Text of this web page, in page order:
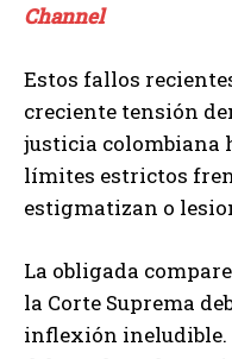
Channel
Estos fallos
creciente tensión
justicia colombiana
límites estrictos
estigmatizan o
La obligada
la Corte Suprema
inflexión ineludible.